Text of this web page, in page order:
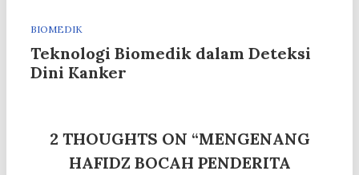
BIOMEDIK
Teknologi Biomedik dalam Deteksi
Dini Kanker
2 THOUGHTS ON “MENGENANG
HAFIDZ BOCAH PENDERITA